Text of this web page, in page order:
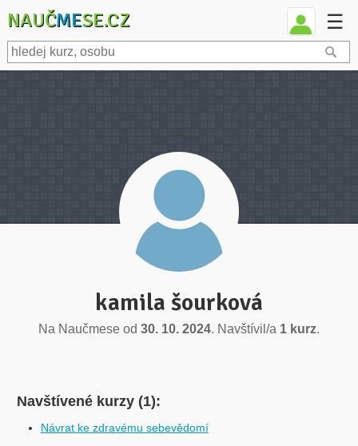
NAUČMESE.CZ ☰
kamila šourková
Na Naučmese od 30. 10. 2024. Navštívil/a 1 kurz.
Navštívené kurzy (1):
Návrat ke zdravému sebevědomí